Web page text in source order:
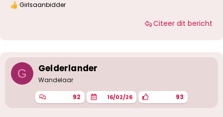
W
n
g
Girlsaanbidder
Citeer dit bericht
G Gelderlander
Wandelaar
92 16/02/26 93